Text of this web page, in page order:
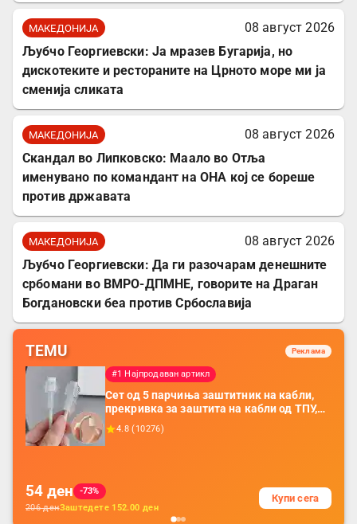
МАКЕДОНИЈА
08 август 2026
Љубчо Георгиевски: Ја мразев Бугарија, но
дискотеките и рестораните на Црното море ми ја
сменија сликата
МАКЕДОНИЈА
08 август 2026
Скандал во Липковско: Маало во Отља
именувано по командант на ОНА кој се бореше
против државата
МАКЕДОНИЈА
08 август 2026
Љубчо Георгиевски: Да ги разочарам денешните
србомани во ВМРО-ДПМНЕ, говорите на Драган
Богдановски беа против Србославија
TEMU Реклама
#1 Најпродаван артикл
Сет од 5 парчиња заштитник на кабли,
прекривка за заштита на кабли од ТПУ,
додатоци за заштита на кабли, без
батерија, за мобилни телефони, комплет
4.8 ( 10276)
54 ден
-73%
206денЗаштедете 152.00 ден
Купи сега